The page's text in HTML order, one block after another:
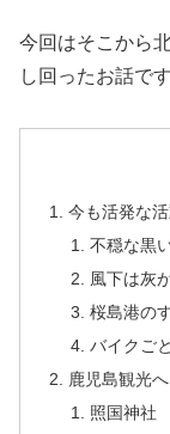
今回はそこから
し回ったお話です
今も活発な
不穏な黒
風下は灰
桜島港の
バイクご
鹿児島観光へ
照国神社